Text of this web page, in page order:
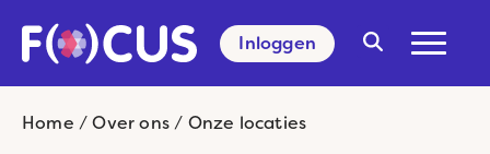
Inloggen
Home /Over ons / Onze locaties